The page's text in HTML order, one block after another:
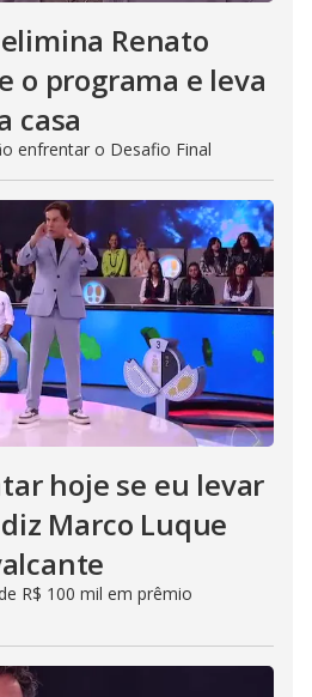
Renato
o programa e leva
casa
enfrentar o Desafio Final
hoje se eu levar
Marco Luque
R$ 100 mil em prêmio